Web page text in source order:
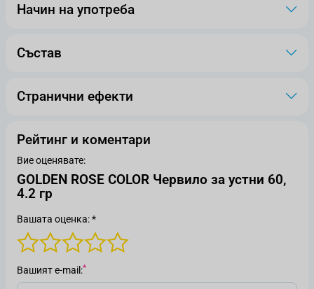
Начин на употреба
Състав
Странични ефекти
Рейтинг и коментари
Вие оценявате:
GOLDEN ROSE COLOR Червило за устни 60,
4.2 гр
Вашата оценка: *
Вашият е-mail